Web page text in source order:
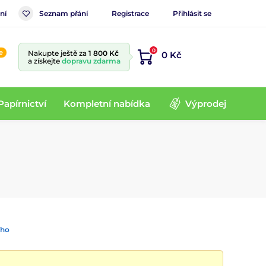
Seznam přání Registrace Přihlásit se
Nakupte ještě za 1 800 Kč
a získejte dopravu zdarma
0 0 Kč
Kompletní nabídka Výprodej